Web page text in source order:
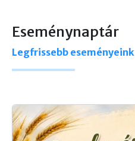
Eseménynaptár
Legfrissebb eseményeink